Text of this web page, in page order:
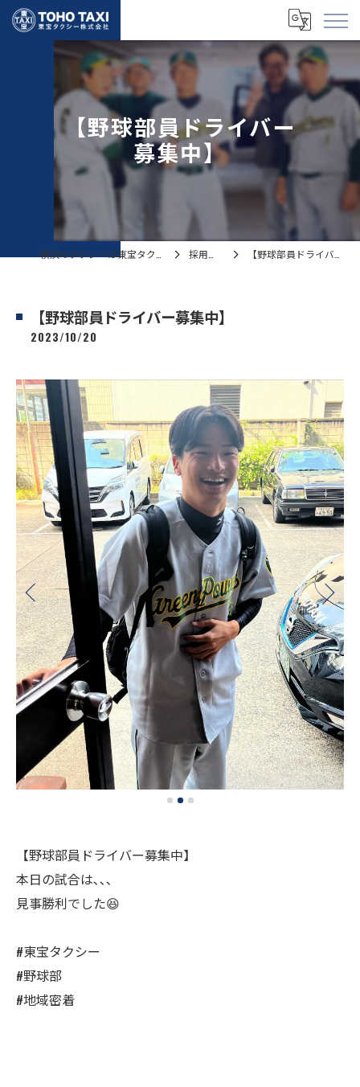
【野球部員ドライバー
募集中】
採用ブログ 【野球部員ドライバー募集中】
【野球部員ドライバー募集中】
2023/10/20
【野球部員ドライバー募集中】
本日の試合は､､､
見事勝利でした😆
#東宝タクシー
#野球部
#地域密着